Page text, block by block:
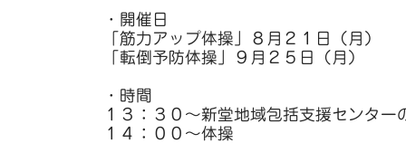
・開催日
「筋力アップ体操」８月２１日（月）
「転倒予防体操」９月２５日（月）
・時間
１３：３０～新堂地域包括支援センター
１４：００～体操